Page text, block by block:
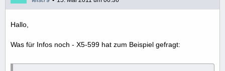
Hallo,
Was für Infos noch - X5-599 hat zum Beispiel gefragt: